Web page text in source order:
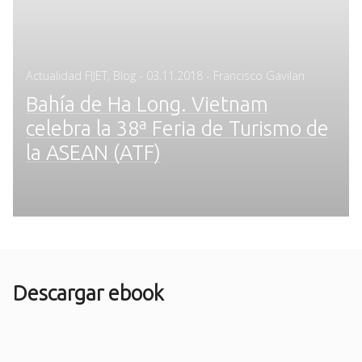
Actualidad FIJET Blog - Posted
03.11.2018 - Francisco Gavilan
Bahía de Ha Long. Vietnam
celebra la 38ª Feria de Turismo de
la ASEAN (ATF)
Descargar ebook